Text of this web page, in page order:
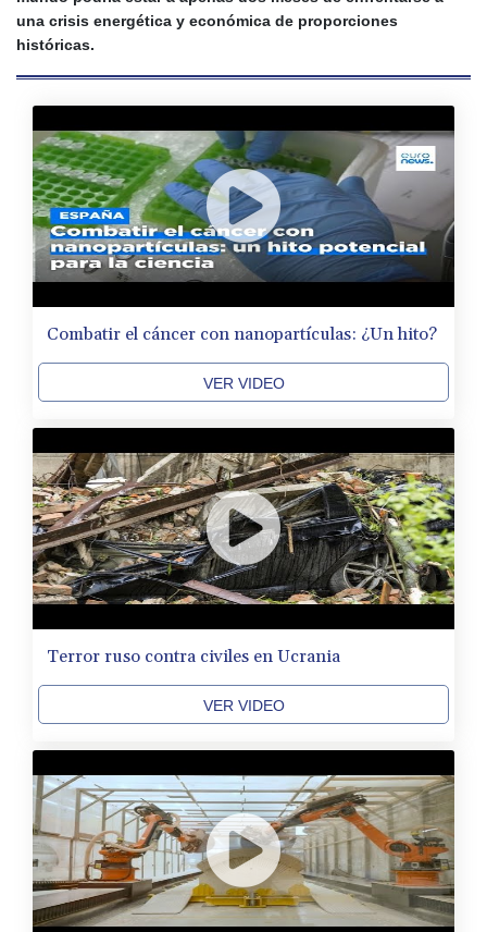
una crisis energética y económica de proporciones
históricas.
Combatir el cáncer con nanopartículas: ¿Un hito?
VER VIDEO
Terror ruso contra civiles en Ucrania
VER VIDEO